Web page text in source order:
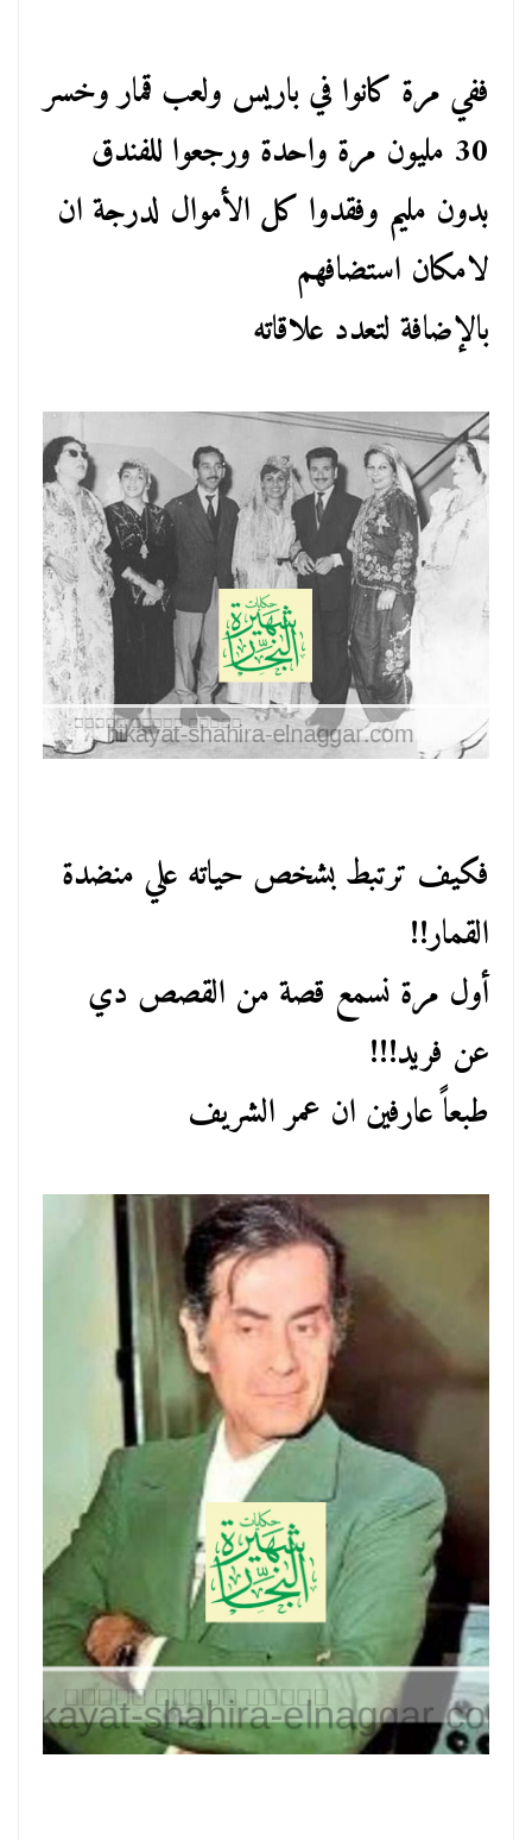
ففي مرة كانوا في باريس ولعب قمار وخسر
30 مليون مرة واحدة ورجعوا للفندق
بدون مليم وفقدوا كل الأموال لدرجة ان
لامكان استضافهم
بالإضافة لتعدد علاقاته
فكيف ترتبط بشخص حياته علي منضدة
القمار!!
أول مرة نسمع قصة من القصص دي
عن فريد!!!
طبعاً عارفين ان عمر الشريف